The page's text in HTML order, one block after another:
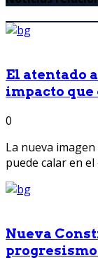
El atentado
impacto que
0
La nueva
puede calar en el
Nueva